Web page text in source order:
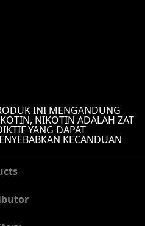
INI MENGANDUNG
NIKOTIN ADALAH ZAT
YANG DAPAT
KECANDUAN